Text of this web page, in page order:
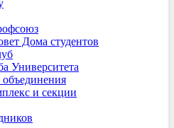
Дома студентов
Университета
и секции